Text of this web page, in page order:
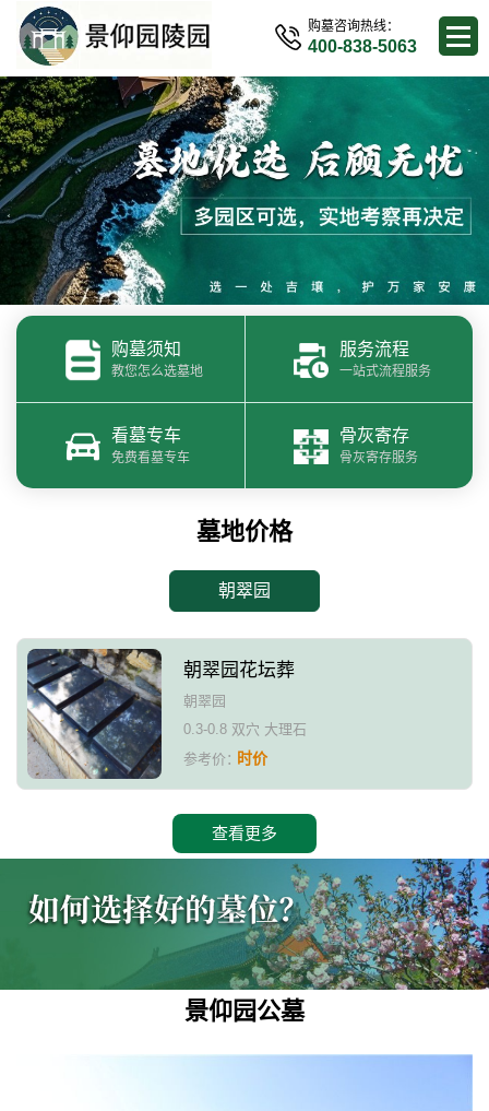
购墓咨询热线：
400-838-5063
购墓须知
教您怎么选墓地
服务流程
一站式流程服务
看墓专车
免费看墓专车
骨灰寄存
骨灰寄存服务
墓地价格
朝翠园
朝翠园花坛葬
朝翠园
0.3-0.8 双穴 大理石
参考价：时价
查看更多
景仰园公墓